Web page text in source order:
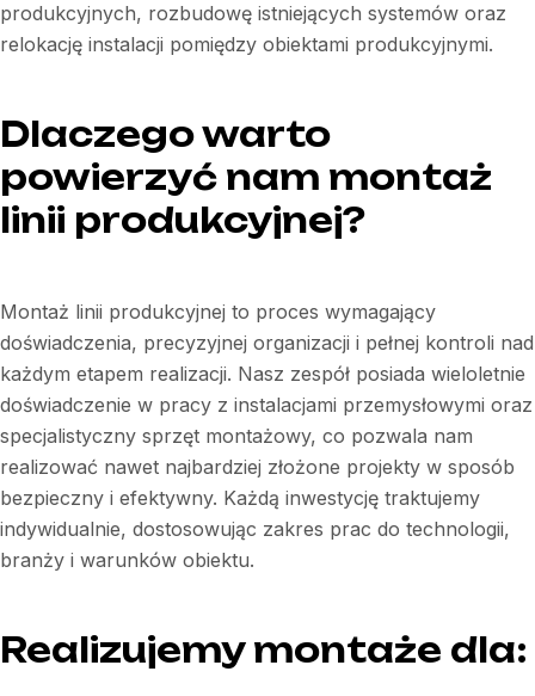
produkcyjnych, rozbudowę istniejących systemów oraz
relokację instalacji pomiędzy obiektami produkcyjnymi.
Dlaczego warto
powierzyć nam montaż
linii produkcyjnej?
Montaż linii produkcyjnej to proces wymagający
doświadczenia, precyzyjnej organizacji i pełnej kontroli nad
każdym etapem realizacji. Nasz zespół posiada wieloletnie
doświadczenie w pracy z instalacjami przemysłowymi oraz
specjalistyczny sprzęt montażowy, co pozwala nam
realizować nawet najbardziej złożone projekty w sposób
bezpieczny i efektywny. Każdą inwestycję traktujemy
indywidualnie, dostosowując zakres prac do technologii,
branży i warunków obiektu.
Realizujemy montaże dla: